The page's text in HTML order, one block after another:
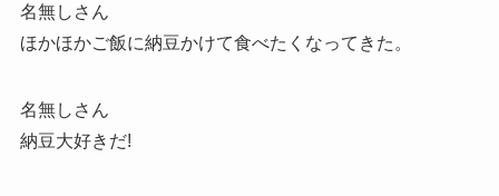
名無しさん
ほかほかご飯に納豆かけて食べたくなってきた。
名無しさん
納豆大好きだ!